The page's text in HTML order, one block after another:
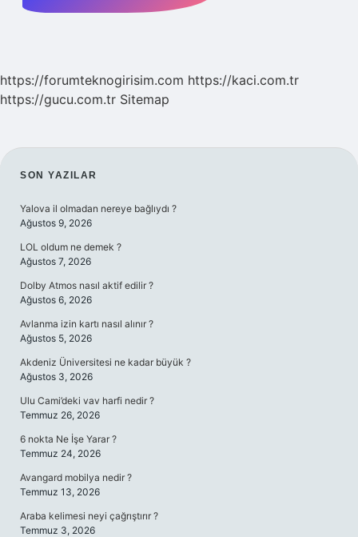
https://forumteknogirisim.com https://kaci.com.tr
https://gucu.com.tr Sitemap
SIDEBAR
SON YAZILAR
Yalova il olmadan nereye bağlıydı ?
Ağustos 9, 2026
LOL oldum ne demek ?
Ağustos 7, 2026
Dolby Atmos nasıl aktif edilir ?
Ağustos 6, 2026
Avlanma izin kartı nasıl alınır ?
Ağustos 5, 2026
Akdeniz Üniversitesi ne kadar büyük ?
Ağustos 3, 2026
Ulu Cami’deki vav harfi nedir ?
Temmuz 26, 2026
6 nokta Ne İşe Yarar ?
Temmuz 24, 2026
Avangard mobilya nedir ?
Temmuz 13, 2026
Araba kelimesi neyi çağrıştırır ?
Temmuz 3, 2026